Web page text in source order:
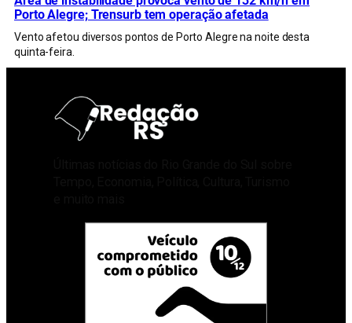
Porto Alegre; Trensurb tem operação afetada
Vento afetou diversos pontos de Porto Alegre na noite desta
quinta-feira.